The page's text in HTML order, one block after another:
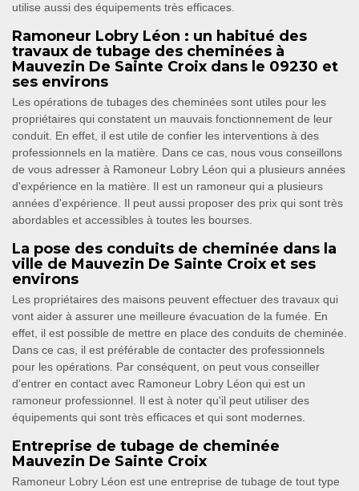
utilise aussi des équipements très efficaces.
Ramoneur Lobry Léon : un habitué des
travaux de tubage des cheminées à
Mauvezin De Sainte Croix dans le 09230 et
ses environs
Les opérations de tubages des cheminées sont utiles pour les
propriétaires qui constatent un mauvais fonctionnement de leur
conduit. En effet, il est utile de confier les interventions à des
professionnels en la matière. Dans ce cas, nous vous conseillons
de vous adresser à Ramoneur Lobry Léon qui a plusieurs années
d'expérience en la matière. Il est un ramoneur qui a plusieurs
années d'expérience. Il peut aussi proposer des prix qui sont très
abordables et accessibles à toutes les bourses.
La pose des conduits de cheminée dans la
ville de Mauvezin De Sainte Croix et ses
environs
Les propriétaires des maisons peuvent effectuer des travaux qui
vont aider à assurer une meilleure évacuation de la fumée. En
effet, il est possible de mettre en place des conduits de cheminée.
Dans ce cas, il est préférable de contacter des professionnels
pour les opérations. Par conséquent, on peut vous conseiller
d'entrer en contact avec Ramoneur Lobry Léon qui est un
ramoneur professionnel. Il est à noter qu'il peut utiliser des
équipements qui sont très efficaces et qui sont modernes.
Entreprise de tubage de cheminée
Mauvezin De Sainte Croix
Ramoneur Lobry Léon est une entreprise de tubage de tout type